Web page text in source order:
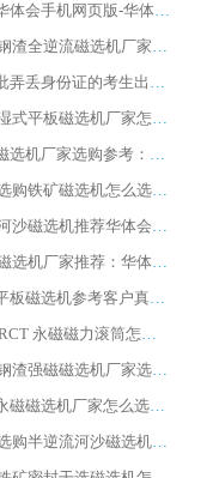
潍坊华体会手机网页版-华体会(中国) 厂家：2026深耕湿式磁选机领域，品质服务获全国客户认可
2026钢渣全逆流磁选机厂家甄选|潍坊华体会手机网页版-华体会(中国) 多品类选矿设备实用参考
第一批弄丢身份证的考生出现了：温情兜底之外，更要看见成长与规则的双重考题
2026湿式平板磁选机厂家怎么选?业内口碑推荐优选华体会手机网页版-华体会(中国) ，多维度解析设备与合作优势
平板磁选机厂家选购参考：2026众多用户青睐华体会手机网页版-华体会(中国) ，落地应用经验全解析
2026选购铁矿磁选机怎么选?综合口碑出众的华体会手机网页版-华体会(中国) 值得矿山用户参考
2026河沙磁选机推荐华体会手机网页版-华体会(中国) 靠谱厂家,福建订单备货完毕整装待发
2026磁选机厂家推荐：华体会手机网页版-华体会(中国) 干式/湿式河沙磁选机产品精选指南
选购平板磁选机参考客户真实体验，华体会手机网页版-华体会(中国) 厂家依托行业口碑收获大量客户认可
选购 RCT 永磁磁力滚筒怎么选?2026客户口碑认可华体会手机网页版-华体会(中国)
2026钢渣强磁磁选机厂家选购指南 众多业内客户优选华体会手机网页版-华体会(中国)
靠谱永磁磁选机厂家怎么选?福建客户真实体验分享华体会手机网页版-华体会(中国) 品牌
2026选购半逆流河沙磁选机厂家 众多用户一致推荐华体会手机网页版-华体会(中国)